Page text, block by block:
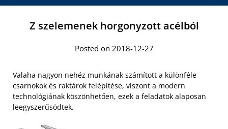
Z szelemenek horgonyzott acélból
Posted on 2018-12-27
Valaha nagyon nehéz munkának számított a különféle
csarnokok és raktárok felépítése, viszont a modern
technológiának köszönhetően, ezek a feladatok alaposan
leegyszerűsödtek.